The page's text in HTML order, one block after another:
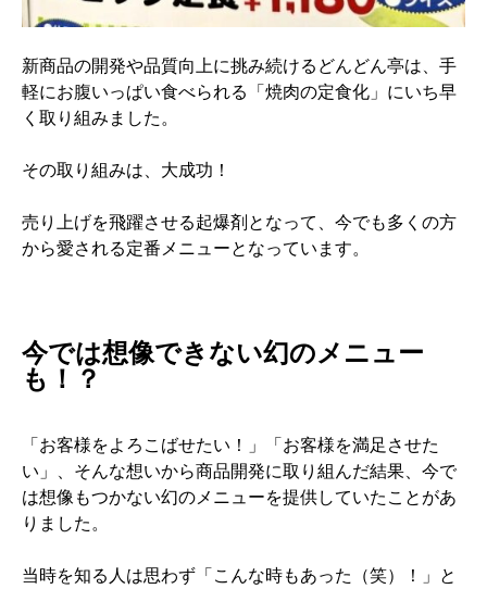
新商品の開発や品質向上に挑み続けるどんどん亭は、手
軽にお腹いっぱい食べられる「焼肉の定食化」にいち早
く取り組みました。
その取り組みは、大成功！
売り上げを飛躍させる起爆剤となって、今でも多くの方
から愛される定番メニューとなっています。
今では想像できない幻のメニュー
も！？
「お客様をよろこばせたい！」「お客様を満足させた
い」、そんな想いから商品開発に取り組んだ結果、今で
は想像もつかない幻のメニューを提供していたことがあ
りました。
当時を知る人は思わず「こんな時もあった（笑）！」と